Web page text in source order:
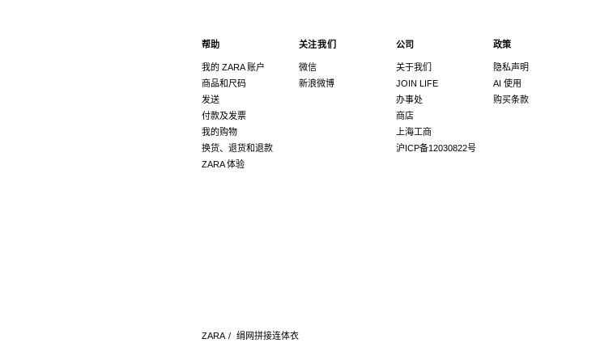
帮助
我的 ZARA 账户
商品和尺码
发送
付款及发票
我的购物
换货、退货和退款
ZARA 体验
关注我们
微信
新浪微博
公司
关于我们
JOIN LIFE
办事处
商店
上海工商
沪ICP备12030822号
政策
隐私声明
AI 使用
购买条款
ZARA / 绢网拼接连体衣